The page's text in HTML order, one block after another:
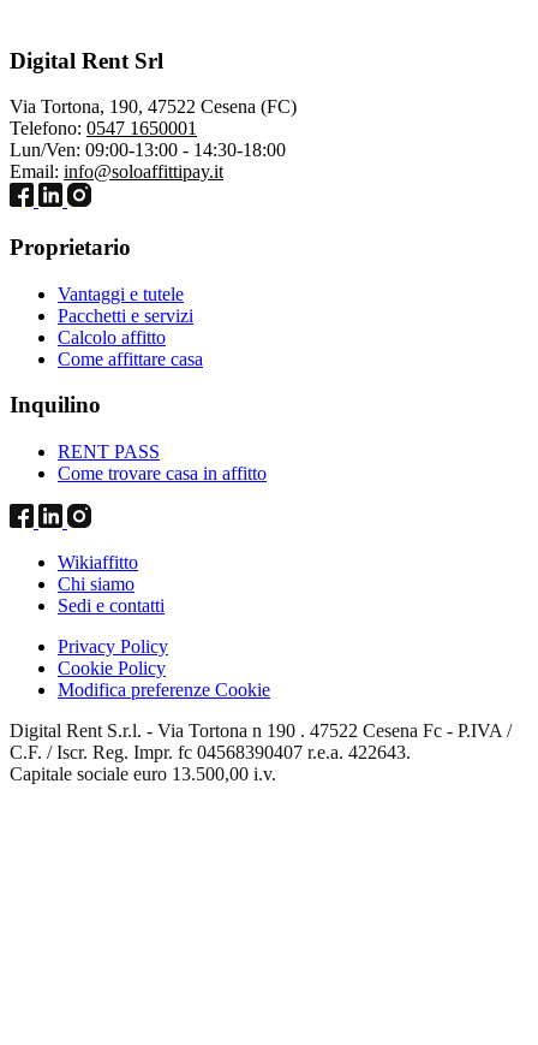
Digital Rent Srl
Via Tortona, 190, 47522 Cesena (FC)
Telefono: 0547 1650001
Lun/Ven: 09:00-13:00 - 14:30-18:00
Email: info@soloaffittipay.it
Proprietario
Vantaggi e tutele
Pacchetti e servizi
Calcolo affitto
Come affittare casa
Inquilino
RENT PASS
Come trovare casa in affitto
Wikiaffitto
Chi siamo
Sedi e contatti
Privacy Policy
Cookie Policy
Modifica preferenze Cookie
Digital Rent S.r.l. - Via Tortona n 190 . 47522 Cesena Fc - P.IVA /
C.F. / Iscr. Reg. Impr. fc 04568390407 r.e.a. 422643.
Capitale sociale euro 13.500,00 i.v.